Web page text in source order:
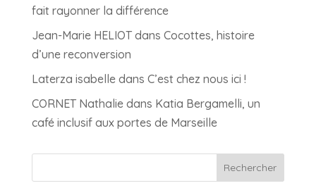
fait rayonner la différence
Jean-Marie HELIOTdans Cocottes, histoire
d’une reconversion
Laterza isabelledans C’est chez nous ici !
CORNET Nathaliedans Katia Bergamelli, un
café inclusif aux portes de Marseille
Rechercher